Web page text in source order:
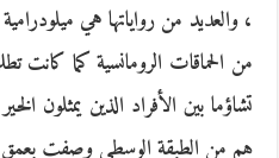
، والعديد من رواياتها هي
من الحماقات الرومانسية كما كانت
تشاؤما بين الأفراد الذين يمثلون
هم من الطبقة الوسطى وصفت بعمق